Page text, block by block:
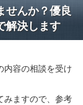
せんか？優良
解決します
内容の相談を受け
みますので、参考